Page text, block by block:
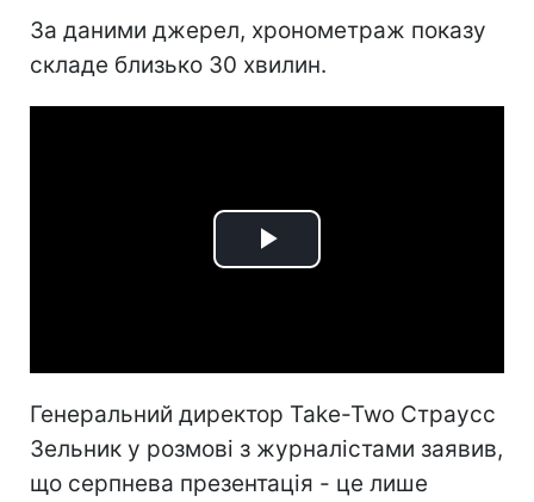
За даними джерел, хронометраж показу
складе близько 30 хвилин.
Play
Генеральний директор Take-Two Страусс
Зельник у розмові з журналістами заявив,
що серпнева презентація - це лише